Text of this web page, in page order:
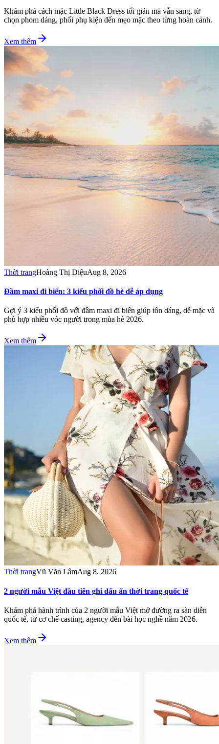
Khám phá cách mặc Little Black Dress tối giản mà vẫn sang, từ
chọn phom dáng, phối phụ kiện đến mẹo mặc theo từng hoàn cảnh.
Xem thêm
Thời trangHoàng Thị DiệuAug 8, 2026
Đầm maxi đi biển: 3 kiểu phối đồ hè dễ áp dụng
Gợi ý 3 kiểu phối đồ với đầm maxi đi biển giúp tôn dáng, dễ mặc và
phù hợp nhiều vóc người trong mùa hè 2026.
Xem thêm
Thời trangVũ Văn LâmAug 8, 2026
2 người mẫu Việt đầu tiên ghi dấu ấn thời trang quốc tế
Khám phá hành trình của 2 người mẫu Việt mở đường ra sàn diễn
quốc tế, từ cơ chế casting, agency đến bài học nghề năm 2026.
Xem thêm